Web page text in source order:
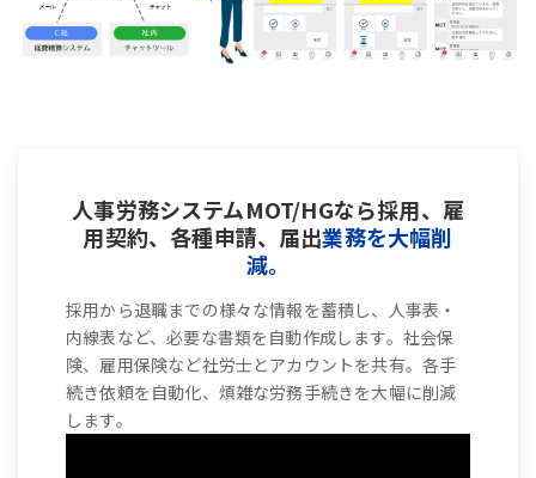
人事労務システムMOT/HGなら採用、雇
用契約、各種申請、届出業務を大幅削
減。
採用から退職までの様々な情報を蓄積し、人事表・
内線表など、必要な書類を自動作成します。社会保
険、雇用保険など社労士とアカウントを共有。各手
続き依頼を自動化、煩雑な労務手続きを大幅に削減
します。